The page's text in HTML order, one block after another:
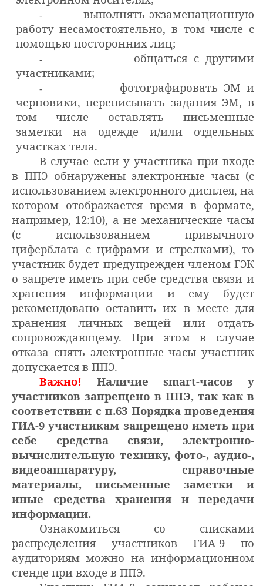
-
выполнять экзаменационную
работу несамостоятельно, в том числе с
помощью посторонних лиц;
-
общаться с другими
участниками;
-
фотографировать ЭМ и
черновики, переписывать задания ЭМ, в
том числе оставлять письменные
заметки на одежде и/или отдельных
участках тела.
В случае если у участника при входе
в ППЭ обнаружены электронные часы (с
использованием электронного дисплея, на
котором отображается время в формате,
например, 12:10), а не механические часы
(с использованием привычного
циферблата с цифрами и стрелками), то
участник будет предупрежден членом ГЭК
о запрете иметь при себе средства связи и
хранения информации и ему будет
рекомендовано оставить их в месте для
хранения личных вещей или отдать
сопровождающему. При этом в случае
отказа снять электронные часы участник
допускается в ППЭ.
Важно! Наличие smart-часов у
участников запрещено в ППЭ, так как в
соответствии с п.63 Порядка проведения
ГИА-9 участникам запрещено иметь при
себе средства связи, электронно-
вычислительную технику, фото-, аудио-,
видеоаппаратуру, справочные
материалы, письменные заметки и
иные средства хранения и передачи
информации.
Ознакомиться со списками
распределения участников ГИА-9 по
аудиториям можно на информационном
стенде при входе в ППЭ.